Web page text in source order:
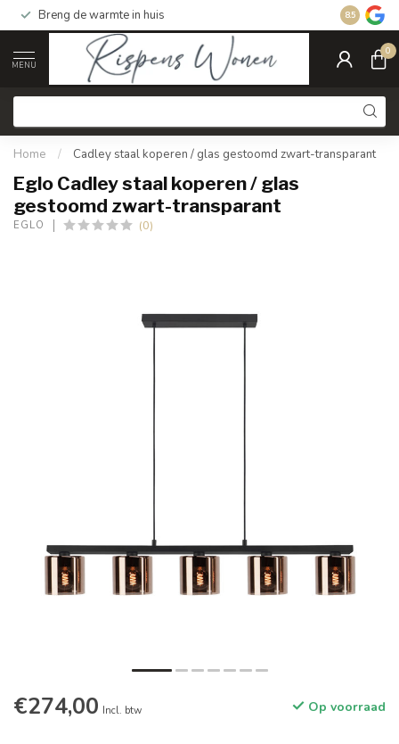
Breng de warmte in huis Gratis
8.5
MENU
0
Home / Cadley staal koperen / glas gestoomd zwart-transparant
Eglo Cadley staal koperen / glas
gestoomd zwart-transparant
EGLO (0)
€274,00 Incl. btw Op voorraad